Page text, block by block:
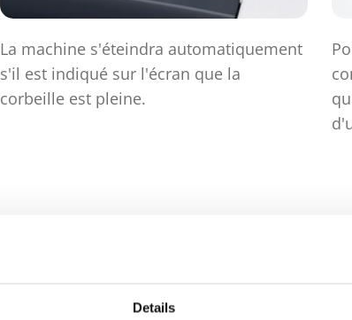
Details
La machine s'éteindra automatiquement
s'il est indiqué sur l'écran que la
corbeille est pleine.